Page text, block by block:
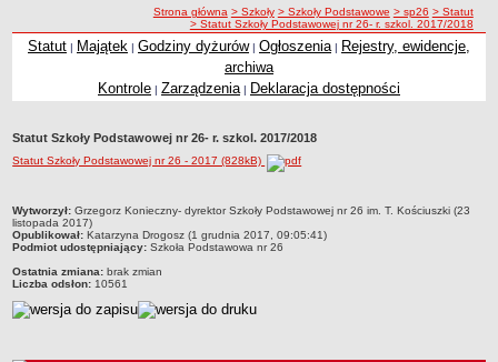
Zespoły Szkół
Techniczne Zakłady Naukowe
PRZEDSZKOLA
ARCHIWUM SZKÓŁ I PLACÓWEK
Zlikwidowane gimnazja
Wielofunkcyjna Placówka
SPECJALNE OŚRODKI SZKOLNO-WYCHOWAWCZE
Specjalny Ośrodek nr 1
Specjalny Ośrodek nr 5
ścieżka nawigacji
Strona główna > Szkoły > Szkoły Podstawowe > sp26 > Statut
> Statut Szkoły Podstawowej nr 26- r. szkol. 2017/2018
Statut | Majątek | Godziny dyżurów| Ogłoszenia | Rejestry, ewidencje,
archiwa
Kontrole | Zarządzenia | Deklaracja dostępności
Statut Szkoły Podstawowej nr 26- r. szkol. 2017/2018
Statut Szkoły Podstawowej nr 26 - 2017 (828kB)
metryczka
Wytworzył: Grzegorz Konieczny- dyrektor Szkoły Podstawowej nr 26 im. T. Kościuszki (23
listopada 2017)
Opublikował: Katarzyna Drogosz (1 grudnia 2017, 09:05:41)
Podmiot udostępniający: Szkoła Podstawowa nr 26
Ostatnia zmiana: brak zmian
Liczba odsłon: 10561